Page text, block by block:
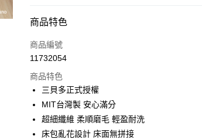
付款方式
信用卡一次付款
LINE Pay
Apple Pay
街口支付
商品特色
商品編號
11732054
商品特色
三貝多正式授權
MIT台灣製 安心滿分
超細纖維 柔順磨毛 輕盈耐洗
床包亂花設計 床面無拼接